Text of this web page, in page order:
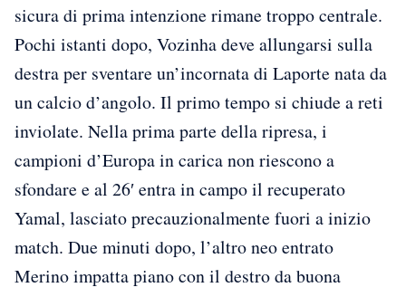
sicura di prima intenzione rimane troppo centrale.
Pochi istanti dopo, Vozinha deve allungarsi sulla
destra per sventare un’incornata di Laporte nata da
un calcio d’angolo. Il primo tempo si chiude a reti
inviolate. Nella prima parte della ripresa, i
campioni d’Europa in carica non riescono a
sfondare e al 26′ entra in campo il recuperato
Yamal, lasciato precauzionalmente fuori a inizio
match. Due minuti dopo, l’altro neo entrato
Merino impatta piano con il destro da buona